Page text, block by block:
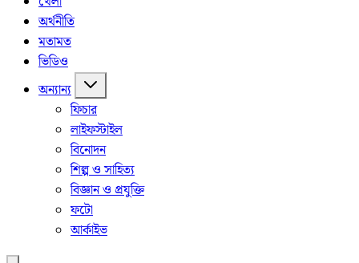
অর্থনীতি
মতামত
ভিডিও
অন্যান্য
ফিচার
লাইফস্টাইল
বিনোদন
শিল্প ও সাহিত্য
বিজ্ঞান ও প্রযুক্তি
ফটো
আর্কাইভ